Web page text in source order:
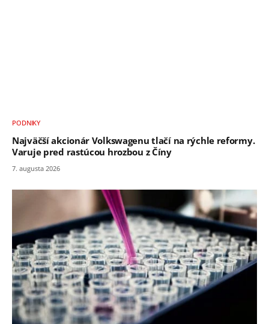
PODNIKY
Najväčší akcionár Volkswagenu tlačí na rýchle reformy.
Varuje pred rastúcou hrozbou z Číny
7. augusta 2026